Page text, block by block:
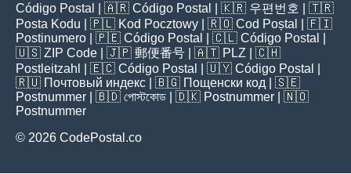
Código Postal
| 🇦🇷 Código Postal | 🇰🇷 우편번호
| 🇹🇷
Posta Kodu | 🇵🇱 Kod Pocztowy | 🇷🇴 Cod Poștal
| 🇫🇮
Postinumero | 🇵🇪 Código Postal | 🇨🇱 Código Postal
🇺🇸 ZIP Code | 🇯🇵 郵便番号 | 🇦🇹 PLZ | 🇨🇭
Postleitzahl
| 🇪🇨 Código Postal | 🇺🇾 Código Postal
🇷🇺 Почтовый индекс | 🇧🇬 Пощенски код | 🇸🇪
Postnummer | 🇧🇩 পোস্টকোড | 🇩🇰 Postnummer | 🇳🇴
Postnummer
© 2026 CodePostal.co